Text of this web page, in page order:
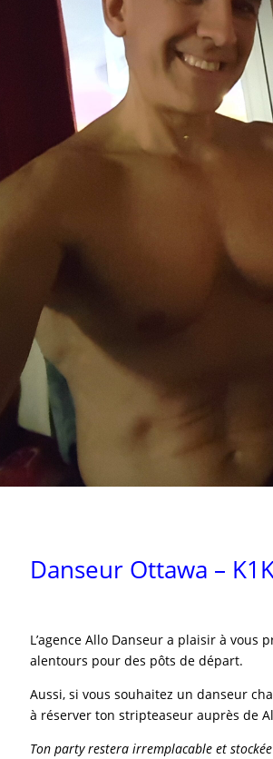
Danseur Ottawa –
L’agence Allo Danseur a plaisir à vous
alentours pour des pôts de départ.
Aussi, si vous souhaitez un danseur
à réserver ton stripteaseur auprès de
Ton party restera irremplacable et